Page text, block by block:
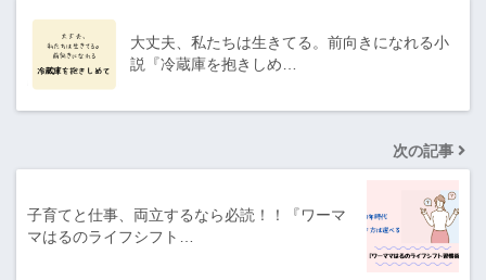
大丈夫、私たちは生きてる。前向きになれる小
説『冷蔵庫を抱きしめ…
次の記事
子育てと仕事、両立するなら必読！！『ワーマ
マはるのライフシフト…